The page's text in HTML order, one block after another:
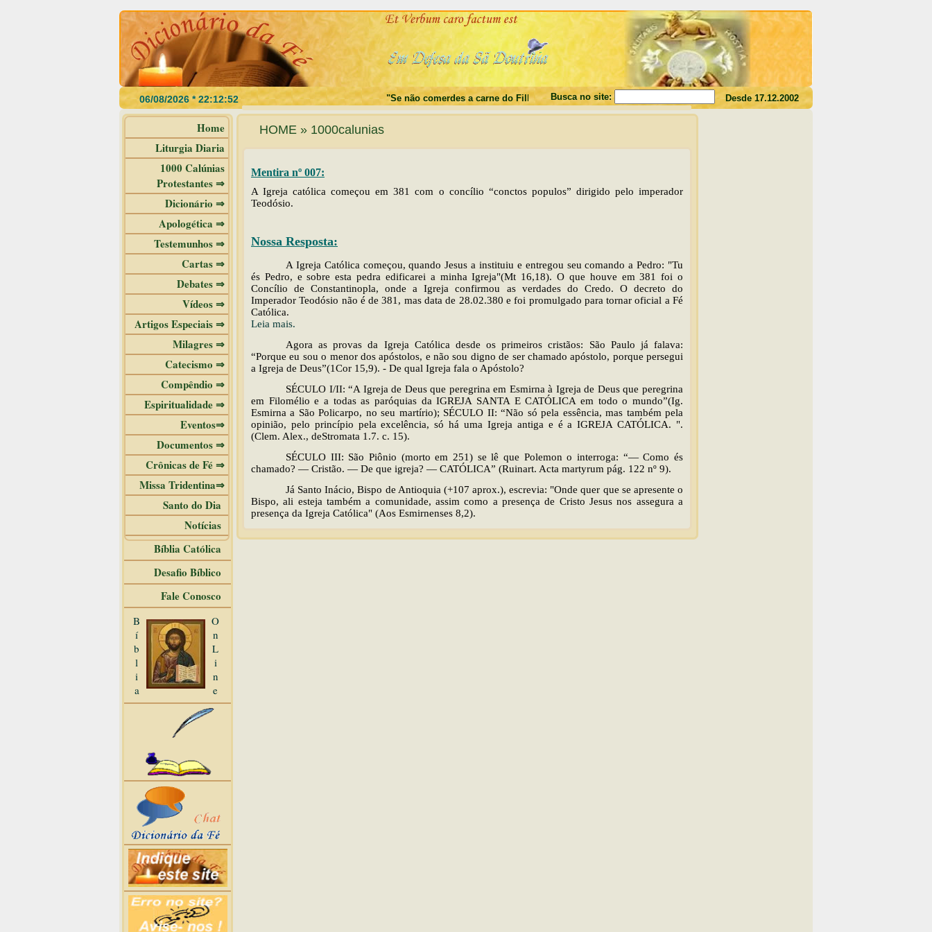
"Se não comerdes a carne do Filho do Homem, e não beberdes o seu sangue, não tereis a vida em vós"(Jo 6,53)
Busca no site: Desde 17.12.2002
Home
Liturgia Diaria
1000 Calúnias
Protestantes ⇒
Dicionário ⇒
Apologética ⇒
Testemunhos ⇒
Cartas ⇒
Debates ⇒
Vídeos ⇒
Artigos Especiais ⇒
Milagres ⇒
Catecismo ⇒
Compêndio ⇒
Espiritualidade ⇒
Eventos⇒
Documentos ⇒
Crônicas de Fé ⇒
Missa Tridentina⇒
Santo do Dia
Notícias
Bíblia Católica
Desafio Bíblico
Fale Conosco
B
í
b
l
i
a
O
n
L
i
n
e
HOME » 1000calunias
Mentira nº 007:
A Igreja católica começou em 381 com o concílio “conctos populos” dirigido pelo imperador
Teodósio.
Nossa Resposta:
A Igreja Católica começou, quando Jesus a instituiu e entregou seu comando a Pedro: "Tu
és Pedro, e sobre esta pedra edificarei a minha Igreja"(Mt 16,18). O que houve em 381 foi o
Concílio de Constantinopla, onde a Igreja confirmou as verdades do Credo. O decreto do
Imperador Teodósio não é de 381, mas data de 28.02.380 e foi promulgado para tornar oficial a Fé
Católica.
Leia mais.
Agora as provas da Igreja Católica desde os primeiros cristãos: São Paulo já falava:
“Porque eu sou o menor dos apóstolos, e não sou digno de ser chamado apóstolo, porque persegui
a Igreja de Deus”(1Cor 15,9). - De qual Igreja fala o Apóstolo?
SÉCULO I/II: “A Igreja de Deus que peregrina em Esmirna à Igreja de Deus que peregrina
em Filomélio e a todas as paróquias da IGREJA SANTA E CATÓLICA em todo o mundo”(Ig.
Esmirna a São Policarpo, no seu martírio); SÉCULO II: “Não só pela essência, mas também pela
opinião, pelo princípio pela excelência, só há uma Igreja antiga e é a IGREJA CATÓLICA. ".
(Clem. Alex., deStromata 1.7. c. 15).
SÉCULO III: São Piônio (morto em 251) se lê que Polemon o interroga: “— Como és
chamado? — Cristão. — De que igreja? — CATÓLICA” (Ruinart. Acta martyrum pág. 122 nº 9).
Já Santo Inácio, Bispo de Antioquia (+107 aprox.), escrevia: "Onde quer que se apresente o
Bispo, ali esteja também a comunidade, assim como a presença de Cristo Jesus nos assegura a
presença da Igreja Católica" (Aos Esmirnenses 8,2).